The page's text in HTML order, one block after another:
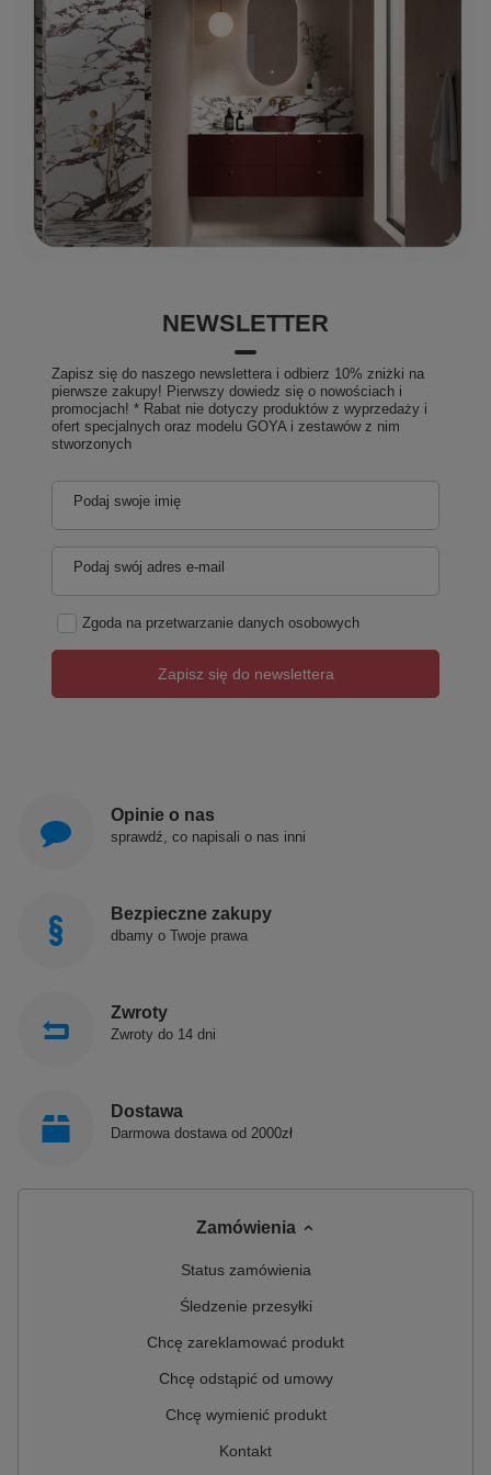
Polimat jest polskim producentem, łączącym prawie
które zajmuje się produkcją sanitarnych produktów z
akrylu.
NEWSLETTER
Zapisz się do naszego newslettera i odbierz 10% zniżki na
pierwsze zakupy! Pierwszy dowiedz się o nowościach i
promocjach! * Rabat nie dotyczy produktów z wyprzedaży i
ofert specjalnych oraz modelu GOYA i zestawów z nim
stworzonych
Podaj swoje imię
Podaj swój adres e-mail
Zgoda na przetwarzanie danych osobowych
Zapisz się do newslettera
Opinie o nas
sprawdź, co napisali o nas inni
Bezpieczne zakupy
dbamy o Twoje prawa
Zwroty
Zwroty do 14 dni
Dostawa
Darmowa dostawa od 2000zł
Zamówienia
Status zamówienia
Śledzenie przesyłki
Chcę zareklamować produkt
Chcę odstąpić od umowy
Chcę wymienić produkt
Kontakt